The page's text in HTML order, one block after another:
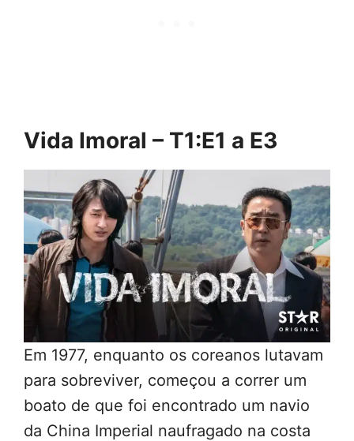
Vida Imoral – T1:E1 a E3
Em 1977, enquanto os coreanos lutavam
para sobreviver, começou a correr um
boato de que foi encontrado um navio
da China Imperial naufragado na costa